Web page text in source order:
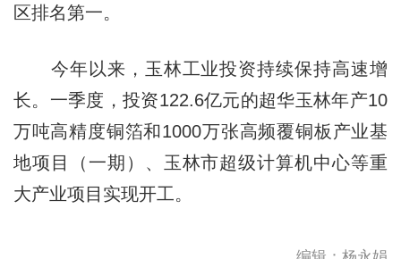
区排名第一。
今年以来，玉林工业投资持续保持高速增
长。一季度，投资122.6亿元的超华玉林年产10
万吨高精度铜箔和1000万张高频覆铜板产业基
地项目（一期）、玉林市超级计算机中心等重
大产业项目实现开工。